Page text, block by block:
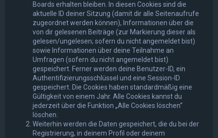
Boards erhalten bleiben. In diesen Cookies sind die
aktuelle ID deiner Sitzung (damit dir alle Seitenaufrufe
zugeordnet werden können), Informationen über die
von dir gelesenen Beiträge (zur Markierung dieser als
gelesen/ungelesen; sofern du nicht angemeldet bist)
sowie Informationen über deine Teilnahme an
Umfragen (sofern du nicht angemeldet bist)
gespeichert. Ferner werden deine Benutzer-ID, ein
Authentifizierungsschlüssel und eine Session-ID
gespeichert. Die Cookies haben standardmäßig eine
Gültigkeit von einem Jahr. Alle Cookies kannst du
jederzeit über die Funktion „Alle Cookies löschen“
löschen.
Weiterhin werden die Daten gespeichert, die du bei der
Registrierung, in deinem Profil oder deinem